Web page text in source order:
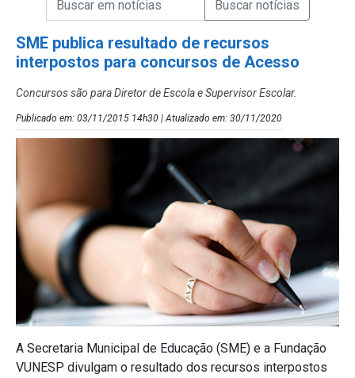
SME publica resultado de recursos
interpostos para concursos de Acesso
Concursos são para Diretor de Escola e Supervisor Escolar.
Publicado em: 03/11/2015 14h30 | Atualizado em: 30/11/2020
A Secretaria Municipal de Educação (SME) e a Fundação
VUNESP divulgam o resultado dos recursos interpostos